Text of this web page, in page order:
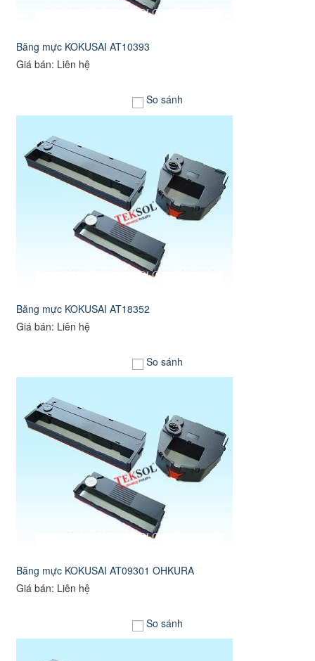
Băng mực KOKUSAI AT10393
Giá bán: Liên hệ
So sánh
Băng mực KOKUSAI AT18352
Giá bán: Liên hệ
So sánh
Băng mực KOKUSAI AT09301 OHKURA
Giá bán: Liên hệ
So sánh